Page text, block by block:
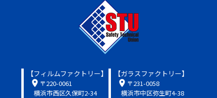
【フィルムファクトリー】
location_on 〒220-0061
横浜市西区久保町2-34
【ガラスファクトリー】
location_on 〒231-0058
横浜市中区弥生町4-38